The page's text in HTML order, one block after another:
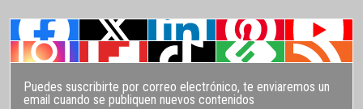
Puedes suscribirte por correo electrónico, te enviaremos un
email cuando se publiquen nuevos contenidos